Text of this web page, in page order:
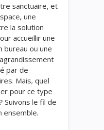
sanctuaire, et
une
la solution
accueillir une
bureau ou une
par de
Mais, quel
pour ce type
Suivons le fil de
ensemble.